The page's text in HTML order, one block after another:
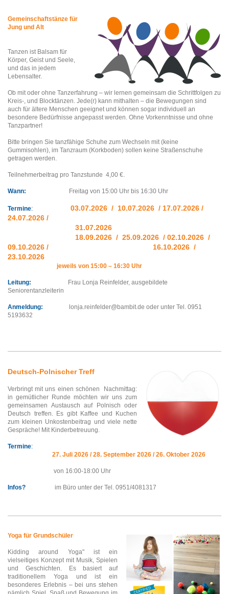
Gemeinschaftstänze für
Jung und Alt
Tanzen ist Balsam für
Körper, Geist und Seele,
und das in jedem
Lebensalter.
Ob mit oder ohne Tanzerfahrung – wir lernen gemeinsam die Schrittfolgen zu
Kreis-, und Blocktänzen. Jede(r) kann mithalten – die Bewegungen sind
auch für ältere Menschen geeignet und können sogar individuell an
besondere Bedürfnisse angepasst werden. Ohne Vorkenntnisse und ohne
Tanzpartner!
Bitte bringen Sie tanzfähige Schuhe zum Wechseln mit (keine
Gummisohlen), im Tanzraum (Korkboden) sollen keine Straßenschuhe
getragen werden.
Teilnehmerbeitrag pro Tanzstunde 4,00 €.
Wann: Freitag von 15:00 Uhr bis 16:30 Uhr
Termine:
03.07.2026 / 10.07.2026 / 17.07.2026 /
24.07.2026 /
31.07.2026
18.09.2026 / 25.09.2026 / 02.10.2026 /
09.10.2026 / 16.10.2026 /
23.10.2026
jeweils von 15:00 – 16:30 Uhr
Leitung:
Frau Lonja Reinfelder, ausgebildete
Seniorentanzleiterin
Anmeldung:
lonja.reinfelder@bambit.de oder unter Tel. 0951
5193632
Deutsch-Polnischer Treff
Verbringt mit uns einen schönen Nachmittag:
in gemütlicher Runde möchten wir uns zum
gemeinsamen Austausch auf Polnisch oder
Deutsch treffen. Es gibt Kaffee und Kuchen
zum kleinen Unkostenbeitrag und viele nette
Gespräche! Mit Kinderbetreuung.
Termine:
27. Juli 2026 / 28. September 2026 / 26. Oktober 2026
von 16:00-18:00 Uhr
Infos? im Büro unter der Tel. 0951/4081317
Yoga für Grundschüler
Kidding around Yoga" ist ein
vielseitiges Konzept mit Musik, Spielen
und Geschichten. Es basiert auf
traditionellem Yoga und ist ein
besonderes Erlebnis – bei uns stehen
nämlich Spiel, Spaß und Bewegung im